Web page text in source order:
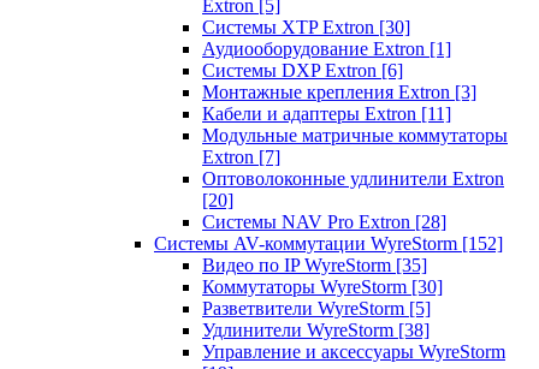
Extron [5]
Системы XTP Extron [30]
Аудиооборудование Extron [1]
Системы DXP Extron [6]
Монтажные крепления Extron [3]
Кабели и адаптеры Extron [11]
Модульные матричные коммутаторы
Extron [7]
Оптоволоконные удлинители Extron
[20]
Системы NAV Pro Extron [28]
Системы AV-коммутации WyreStorm [152]
Видео по IP WyreStorm [35]
Коммутаторы WyreStorm [30]
Разветвители WyreStorm [5]
Удлинители WyreStorm [38]
Управление и аксессуары WyreStorm